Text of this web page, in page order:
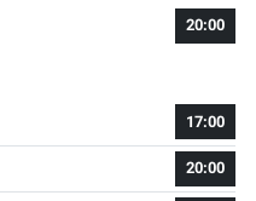
20:00
17:00
20:00